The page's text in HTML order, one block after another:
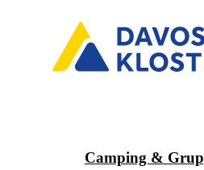
Camping &